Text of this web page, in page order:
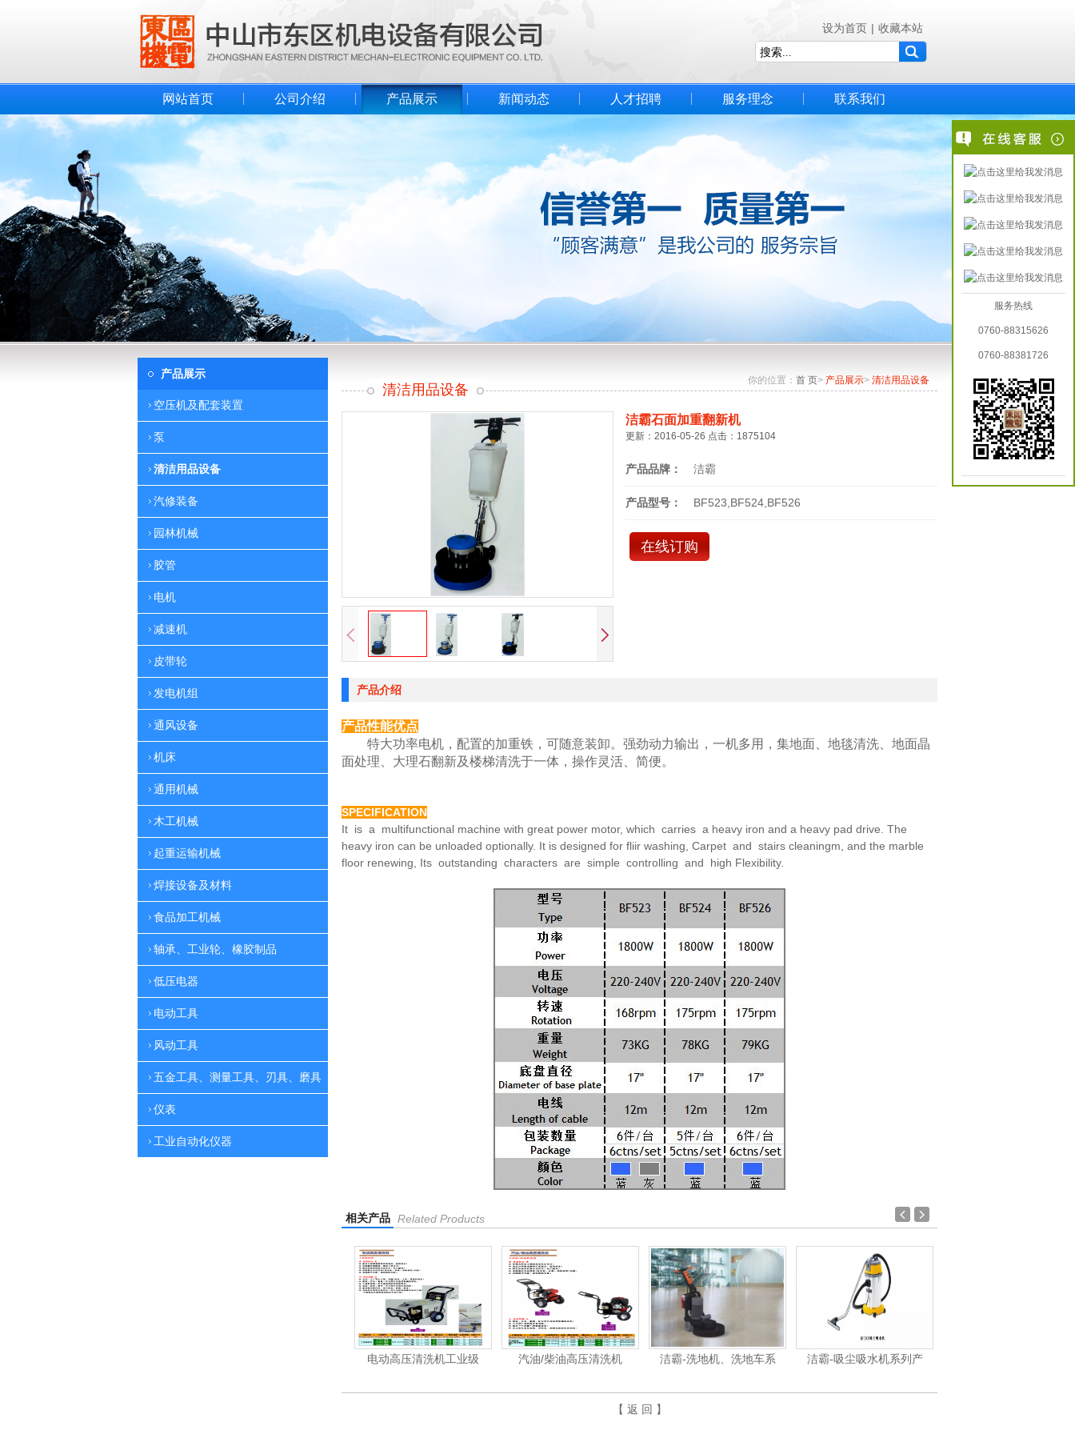
设为首页 | 收藏本站
网站首页 公司介绍 产品展示 新闻动态 人才招聘 服务理念 联系我们
产品展示
空压机及配套装置
泵
清洁用品设备
汽修装备
园林机械
胶管
电机
减速机
皮带轮
发电机组
通风设备
机床
通用机械
木工机械
起重运输机械
焊接设备及材料
食品加工机械
轴承、工业轮、橡胶制品
低压电器
电动工具
风动工具
五金工具、测量工具、刃具、磨具
仪表
工业自动化仪器
你的位置： 首 页> 产品展示> 清洁用品设备
清洁用品设备
洁霸石面加重翻新机
更新：2016-05-26 点击：1875104
产品品牌： 洁霸
产品型号： BF523,BF524,BF526
在线订购
产品介绍
产品性能优点
特大功率电机，配置的加重铁，可随意装卸。强劲动力输出，一机多用，集地面、地毯清洗、地面晶
面处理、大理石翻新及楼梯清洗于一体，操作灵活、简便。
SPECIFICATION
It is a multifunctional machine with great power motor, which carries a heavy iron and a heavy pad drive. The
heavy iron can be unloaded optionally. It is designed for fliir washing, Carpet and stairs cleaningm, and the marble
floor renewing, Its outstanding characters are simple controlling and high Flexibility.
相关产品 Related Products
电动高压清洗机工业级 汽油/柴油高压清洗机 洁霸-洗地机、洗地车系 洁霸-吸尘吸水机系列产 洁霸-刷地机系列
【 返 回 】
服务热线
0760-88315626
0760-88381726